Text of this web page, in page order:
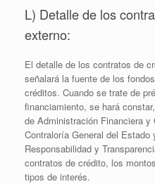
L) Detalle de los
externo:
El detalle de los contratos de
señalará la fuente de los
créditos. Cuando se trate de
financiamiento, se hará
de Administración Financiera
Contraloría General del Estado
Responsabilidad y
contratos de crédito, los
tipos de interés.